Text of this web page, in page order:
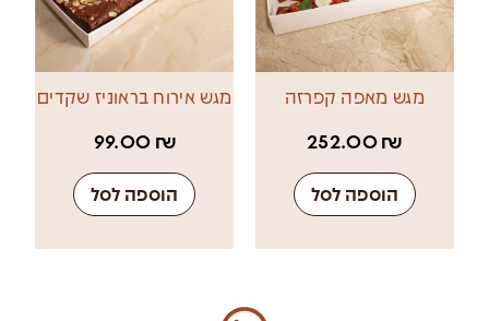
מגש מאפה קפרזה
252.00₪
הוספה לסל
מגש אירוח בראוניז שקדים
99.00 ₪
הוספה לסל